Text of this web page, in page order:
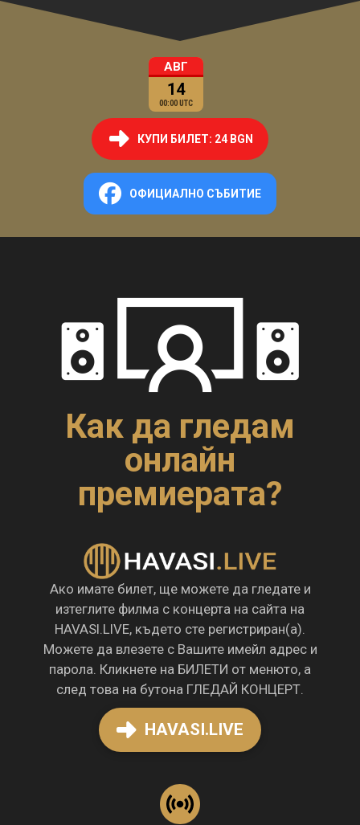
АВГ
14
00:00 UTC
КУПИ БИЛЕТ: 24 BGN
ОФИЦИАЛНО СЪБИТИЕ
Как да гледам
онлайн
премиерата?
Ако имате билет, ще можете да гледате и
изтеглите филма с концерта на сайта на
HAVASI.LIVE, където сте регистриран(а).
Можете да влезете с Вашите имейл адрес и
парола. Кликнете на БИЛЕТИ от менюто, а
след това на бутона ГЛЕДАЙ КОНЦЕРТ.
HAVASI.LIVE